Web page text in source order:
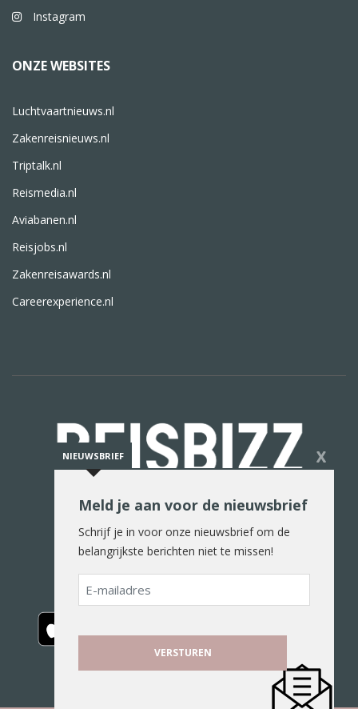
Instagram
ONZE WEBSITES
Luchtvaartnieuws.nl
Zakenreisnieuws.nl
Triptalk.nl
Reismedia.nl
Aviabanen.nl
Reisjobs.nl
Zakenreisawards.nl
Careerexperience.nl
De reiswereld in woord en beeld
NIEUWSBRIEF X
Meld je aan voor de nieuwsbrief
Schrijf je in voor onze nieuwsbrief om de
belangrijkste berichten niet te missen!
E-
mailadres